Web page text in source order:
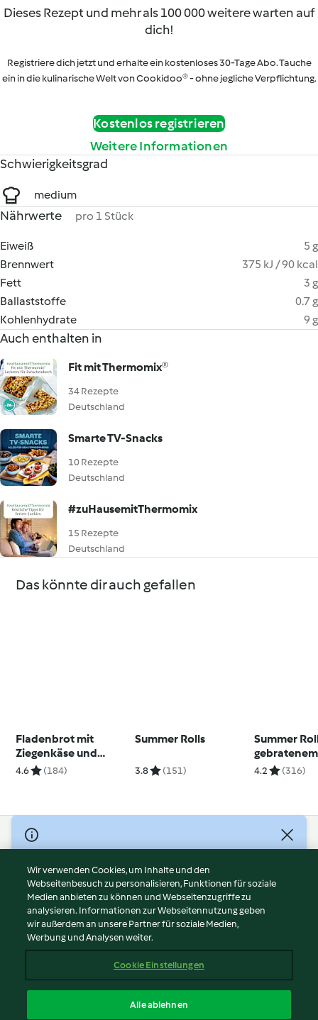
Dieses Rezept und mehr als 100 000 weitere warten auf
dich!
Registriere dich jetzt und erhalte ein kostenloses 30-Tage Abo. Tauche
ein in die kulinarische Welt von Cookidoo® - ohne jegliche Verpflichtung.
Kostenlos registrieren
Weitere Informationen
Schwierigkeitsgrad
medium
Nährwerte pro 1 Stück
Eiweiß
5 g
Brennwert
375 kJ / 90 kcal
Fett
3 g
Ballaststoffe
0.7 g
Kohlenhydrate
9 g
Auch enthalten in
Fit mit Thermomix®
34 Rezepte
Deutschland
Smarte TV-Snacks
10 Rezepte
Deutschland
#zuHausemitThermomix
15 Rezepte
Deutschland
Das könnte dir auch gefallen
Fladenbrot mit
Ziegenkäse und
karamellisierten
4.6 (184)
Summer Rolls
3.8 (151)
Summer
gebratenem
Hähnchen
4.2 (316)
© Copyright 2026
Nutzungsbedingungen
Datenschutzrichtlinien
Disclaimer
Impressum
Cookies
Abo kündigen
Erklärung zur Barrierefreiheit
Wir verwenden Cookies, um Inhalte und den
Webseitenbesuch zu personalisieren, Funktionen für soziale
Medien anbieten zu können und Webseitenzugriffe zu
analysieren. Informationen zur Webseitennutzung geben
wir außerdem an unsere Partner für soziale Medien,
Werbung und Analysen weiter.
Cookie Einstellungen
Alle ablehnen